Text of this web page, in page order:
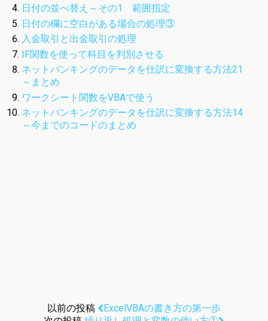
日付の並べ替え～その1 範囲指定
日付の欄に空白がある場合の処理③
入金取引と出金取引の処理
IF関数を使って科目を判別させる
ネットバンキングのデータを仕訳に変換する方法21
～まとめ
ワークシート関数をVBAで使う
ネットバンキングのデータを仕訳に変換する方法14
～今までのコードのまとめ
以前の投稿
ExcelVBAの書き方の第一歩